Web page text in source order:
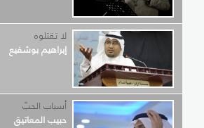
لا تقتلوه
إبراهيم بوشفيع
أسباب الحبّ
حبيب المعاتيق